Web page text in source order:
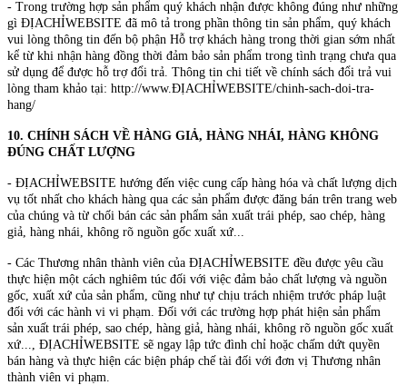
- Trong trường hợp sản phẩm quý khách nhận được không đúng như những
gì ĐỊACHỈWEBSITE đã mô tả trong phần thông tin sản phẩm, quý khách
vui lòng thông tin đến bộ phận Hỗ trợ khách hàng trong thời gian sớm nhất
kể từ khi nhận hàng đồng thời đảm bảo sản phẩm trong tình trạng chưa qua
sử dụng để được hỗ trợ đổi trả. Thông tin chi tiết về chính sách đổi trả vui
lòng tham khảo tại: http://www.ĐỊACHỈWEBSITE/chinh-sach-doi-tra-
hang/
10. CHÍNH SÁCH VỀ HÀNG GIẢ, HÀNG NHÁI, HÀNG KHÔNG
ĐÚNG CHẤT LƯỢNG
- ĐỊACHỈWEBSITE hướng đến việc cung cấp hàng hóa và chất lượng dịch
vụ tốt nhất cho khách hàng qua các sản phẩm được đăng bán trên trang web
của chúng và từ chối bán các sản phẩm sản xuất trái phép, sao chép, hàng
giả, hàng nhái, không rõ nguồn gốc xuất xứ...
- Các Thương nhân thành viên của ĐỊACHỈWEBSITE đều được yêu cầu
thực hiện một cách nghiêm túc đối với việc đảm bảo chất lượng và nguồn
gốc, xuất xứ của sản phẩm, cũng như tự chịu trách nhiệm trước pháp luật
đối với các hành vi vi phạm. Đối với các trường hợp phát hiện sản phẩm
sản xuất trái phép, sao chép, hàng giả, hàng nhái, không rõ nguồn gốc xuất
xứ..., ĐỊACHỈWEBSITE sẽ ngay lập tức đình chỉ hoặc chấm dứt quyền
bán hàng và thực hiện các biện pháp chế tài đối với đơn vị Thương nhân
thành viên vi phạm.